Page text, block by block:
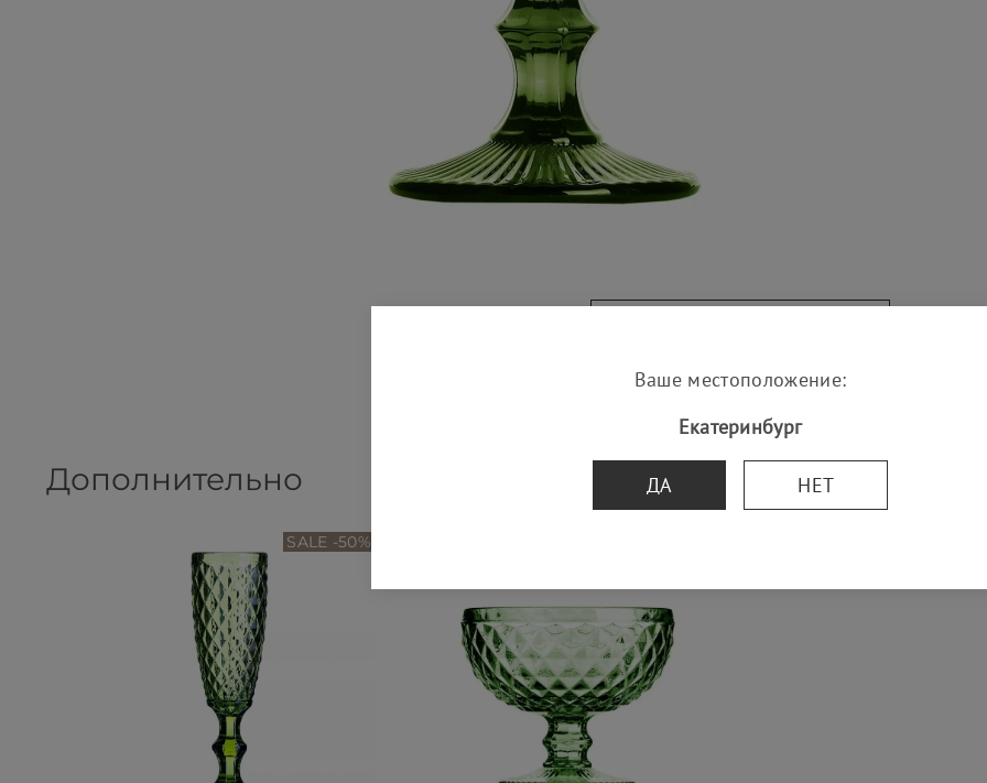
Дополнительно
SALE -50%
Ваше местоположение:
Екатеринбург
ДА НЕТ